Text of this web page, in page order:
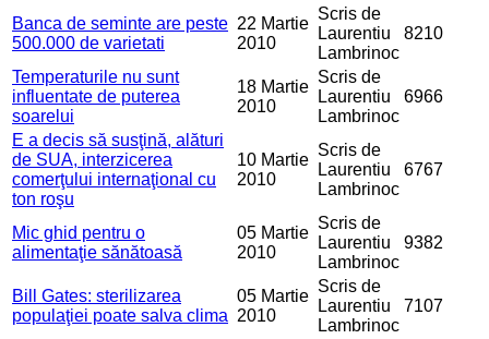
Banca de seminte are peste
500.000 de varietati
22 Martie
2010
Scris de
Laurentiu
Lambrinoc
8210
Temperaturile nu sunt
influentate de puterea
soarelui
18 Martie
2010
Scris de
Laurentiu
Lambrinoc
6966
E a decis să susţină, alături
de SUA, interzicerea
comerţului internaţional cu
ton roşu
10 Martie
2010
Scris de
Laurentiu
Lambrinoc
6767
Mic ghid pentru o
alimentaţie sănătoasă
05 Martie
2010
Scris de
Laurentiu
Lambrinoc
9382
Bill Gates: sterilizarea
populaţiei poate salva clima
05 Martie
2010
Scris de
Laurentiu
Lambrinoc
7107